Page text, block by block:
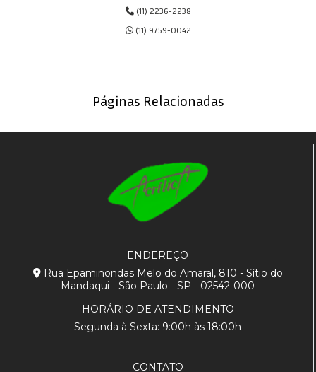
(11) 2236-2238
(11) 9759-0042
Páginas Relacionadas
ENDEREÇO
Rua Epaminondas Melo do Amaral, 810 - Sítio do
Mandaqui - São Paulo - SP - 02542-000
HORÁRIO DE ATENDIMENTO
Segunda à Sexta: 9:00h às 18:00h
CONTATO